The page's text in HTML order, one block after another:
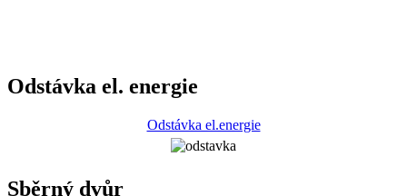
Odstávka el. energie
Odstávka el.energie
Sběrný dvůr